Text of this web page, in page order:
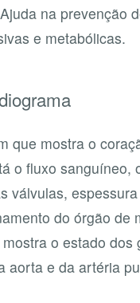
na prevenção
e metabólicas.
que mostra o
o fluxo sanguíneo,
válvulas,
do órgão de
o estado dos
aorta e da artéria